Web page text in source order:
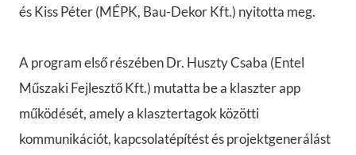
és Kiss Péter (MÉPK, Bau-Dekor Kft.) nyitotta meg.
A program első részében Dr. Huszty Csaba (Entel
Műszaki Fejlesztő Kft.) mutatta be a klaszter app
működését, amely a klasztertagok közötti
kommunikációt, kapcsolatépítést és projektgenerálást